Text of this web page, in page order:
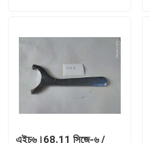
ভিডিও
এইচ৬।68.11 সিজে-৬ /